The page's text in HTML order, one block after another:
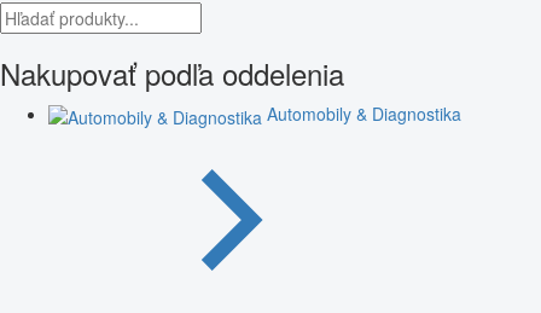
Nakupovať podľa oddelenia
Automobily & Diagnostika